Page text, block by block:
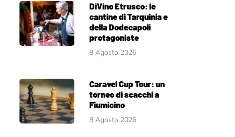
DiVino Etrusco: le
cantine di Tarquinia e
della Dodecapoli
protagoniste
8 Agosto 2026
Caravel Cup Tour: un
torneo di scacchi a
Fiumicino
8 Agosto 2026